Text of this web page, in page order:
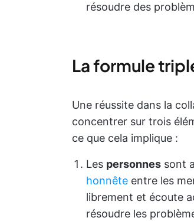
résoudre des
La formule
Une réussite dans la
concentrer sur trois
ce que cela implique :
Les personnes sont
honnête entre les
librement et écoute
résoudre les